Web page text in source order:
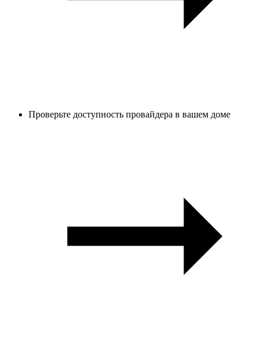
Проверьте доступность провайдера в вашем доме